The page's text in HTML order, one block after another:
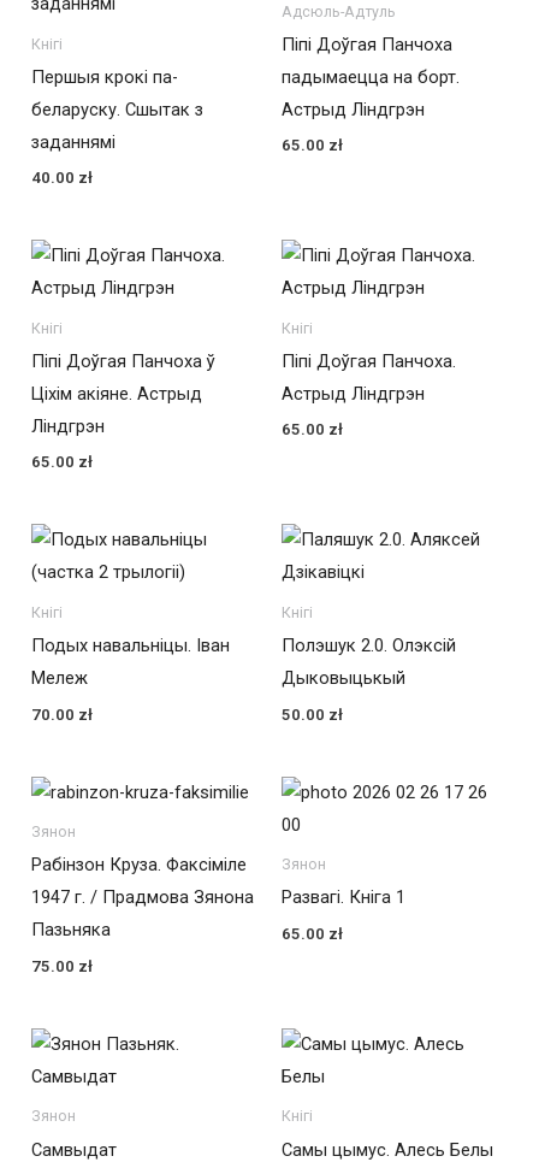
Кнігі
Першыя крокі па-
беларуску. Сшытак з
заданнямі
40.00 zł
Адсюль-Адтуль
Піпі Доўгая Панчоха
падымаецца на борт.
Астрыд Ліндгрэн
65.00 zł
Кнігі
Піпі Доўгая Панчоха ў
Ціхім акіяне. Астрыд
Ліндгрэн
65.00 zł
Кнігі
Піпі Доўгая Панчоха.
Астрыд Ліндгрэн
65.00 zł
Кнігі
Подых навальніцы. Іван
Мележ
70.00 zł
Кнігі
Полэшук 2.0. Олэксій
Дыковыцькый
50.00 zł
Зянон
Рабінзон Круза. Факсіміле
1947 г. / Прадмова Зянона
Пазьняка
75.00 zł
Зянон
Развагі. Кніга 1
65.00 zł
Зянон
Самвыдат
Кнігі
Самы цымус. Алесь Белы